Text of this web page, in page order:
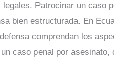
Patrocinar un caso
bien estructurada. En
comprendan los
caso penal por asesinato,